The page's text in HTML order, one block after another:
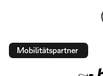
Mobilitätspartner